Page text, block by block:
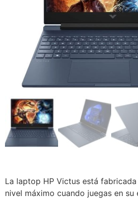
La laptop HP Victus está
nivel máximo cuando juegas en su